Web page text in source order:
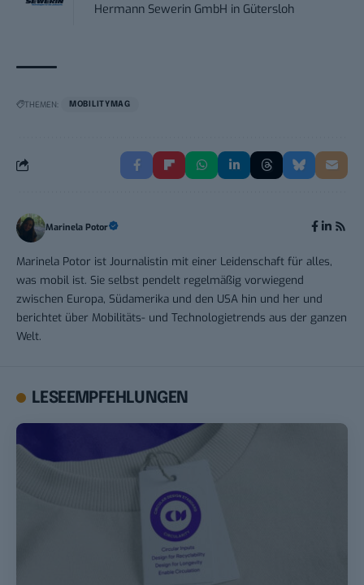
Hermann Sewerin GmbH in Gütersloh
THEMEN: MOBILITYMAG
Marinela Potor
Marinela Potor ist Journalistin mit einer Leidenschaft für alles,
was mobil ist. Sie selbst pendelt regelmäßig vorwiegend
zwischen Europa, Südamerika und den USA hin und her und
berichtet über Mobilitäts- und Technologietrends aus der ganzen
Welt.
LESEEMPFEHLUNGEN